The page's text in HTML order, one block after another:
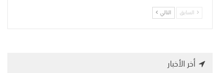
السابق التالي
أخر الأخبار